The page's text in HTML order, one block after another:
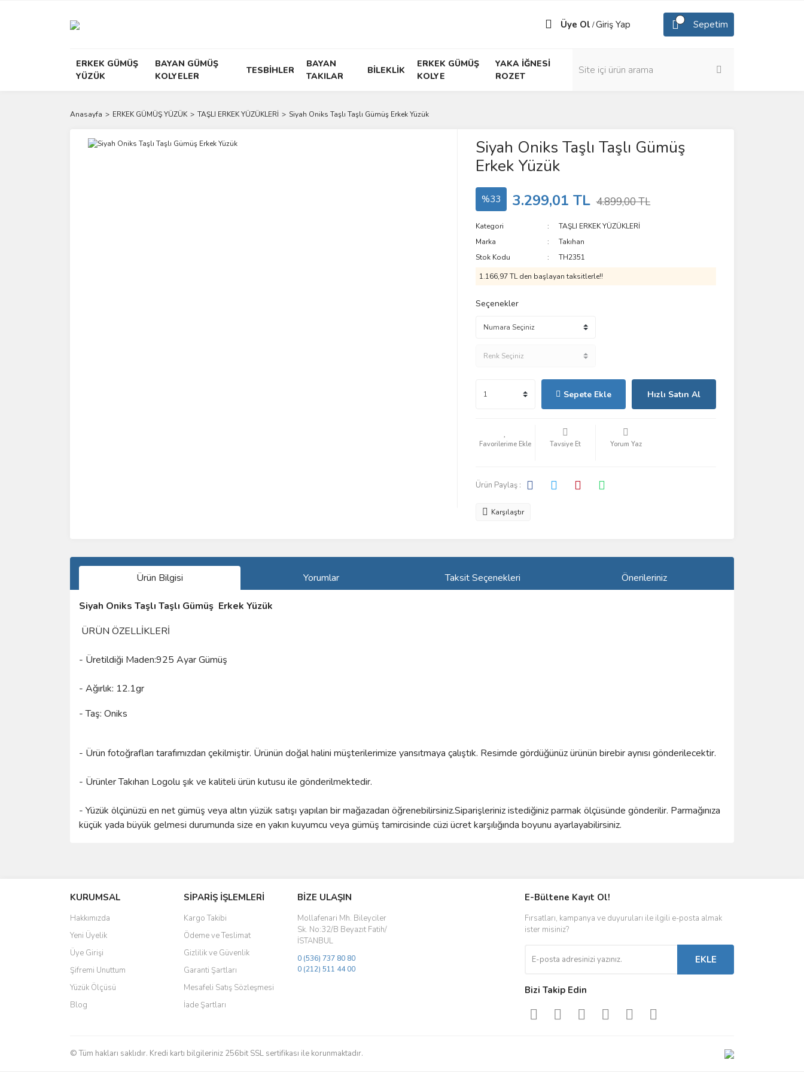
Üye Ol /Giriş Yap Sepetim
ERKEK GÜMÜŞ
YÜZÜK
BAYAN GÜMÜŞ
KOLYELER
TESBİHLER
BAYAN
TAKILAR
BİLEKLİK
ERKEK GÜMÜŞ
KOLYE
YAKA İĞNESİ
ROZET
Anasayfa ERKEK GÜMÜŞ YÜZÜK TAŞLI ERKEK YÜZÜKLERİ Siyah Oniks Taşlı Taşlı Gümüş Erkek Yüzük
Siyah Oniks Taşlı Taşlı Gümüş
Erkek Yüzük
%33 3.299,01 TL 4.899,00 TL
Kategori
TAŞLI ERKEK YÜZÜKLERİ
Marka
Takıhan
Stok Kodu
TH2351
1.166,97 TL den başlayan taksitlerle!!
Seçenekler
Sepete Ekle Hızlı Satın Al
Tavsiye Et Yorum Yaz
Ürün Paylaş :
Karşılaştır
Ürün Bilgisi Yorumlar Taksit Seçenekleri Önerileriniz
Siyah Oniks Taşlı Taşlı Gümüş Erkek Yüzük
ÜRÜN ÖZELLİKLERİ
- Üretildiği Maden:925 Ayar Gümüş
- Ağırlık: 12.1gr
- Taş: Oniks
- Ürün fotoğrafları tarafımızdan çekilmiştir. Ürünün doğal halini müşterilerimize yansıtmaya çalıştık. Resimde gördüğünüz ürünün birebir aynısı gönderilecektir.
- Ürünler Takıhan Logolu şık ve kaliteli ürün kutusu ile gönderilmektedir.
- Yüzük ölçünüzü en net gümüş veya altın yüzük satışı yapılan bir mağazadan öğrenebilirsiniz.Siparişleriniz istediğiniz parmak ölçüsünde gönderilir. Parmağınıza
küçük yada büyük gelmesi durumunda size en yakın kuyumcu veya gümüş tamircisinde cüzi ücret karşılığında boyunu ayarlayabilirsiniz.
Ürün resmi kalitesiz, bozuk veya görüntülenemiyor.
Ürün açıklamasında eksik bilgiler bulunuyor.
Ürün bilgilerinde hatalar bulunuyor.
Ürün fiyatı diğer sitelerden daha pahalı.
Bu ürüne benzer farklı alternatifler olmalı.
KURUMSAL
Hakkımızda
Yeni Üyelik
Üye Girişi
Şifremi Unuttum
Yüzük Ölçüsü
Blog
SİPARİŞ İŞLEMLERİ
Kargo Takibi
Ödeme ve Teslimat
Gizlilik ve Güvenlik
Garanti Şartları
Mesafeli Satış Sözleşmesi
İade Şartları
BİZE ULAŞIN
Mollafenari Mh. Bileyciler
Sk. No:32/B Beyazıt Fatih/
İSTANBUL
0 (536) 737 80 80
0 (212) 511 44 00
E-Bültene Kayıt Ol!
Fırsatları, kampanya ve duyuruları ile ilgili e-posta almak
ister misiniz?
EKLE
Bizi Takip Edin
© Tüm hakları saklıdır. Kredi kartı bilgileriniz 256bit SSL sertifikası ile korunmaktadır.